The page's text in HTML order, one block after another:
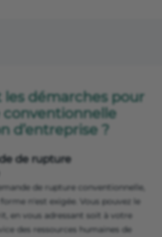
les démarches pour
d’entreprise ?
de rupture
de rupture conventionnelle,
n'est exigée. Vous pouvez le
en vous adressant soit à votre
des ressources humaines de